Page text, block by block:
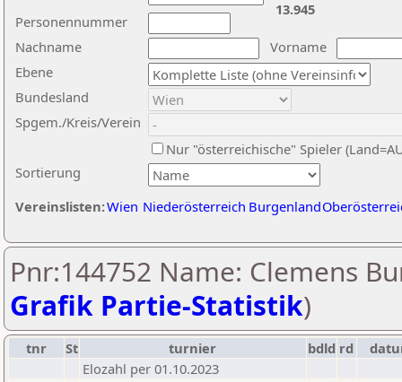
Nachname
Vorname
Ebene
Sortierung
Personennummer
Bundesland
Spgem./Kreis/Verein
Nur "österreichische" Spieler
Vereinslisten:Wien Niederösterreich Burgenland
13.945
Pnr:144752 Name: Clemens
Grafik Partie-Statistik)
tnr St turnier bdld rd
Elozahl per 01.10.2023